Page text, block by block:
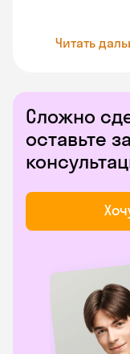
Читать
Сложно
оставьте